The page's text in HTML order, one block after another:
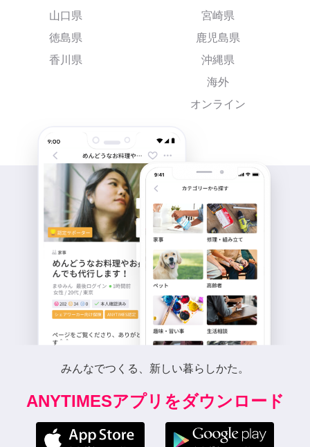
山口県
徳島県
香川県
宮崎県
鹿児島県
沖縄県
海外
オンライン
みんなでつくる、新しい暮らしかた。
ANYTIMESアプリをダウンロード